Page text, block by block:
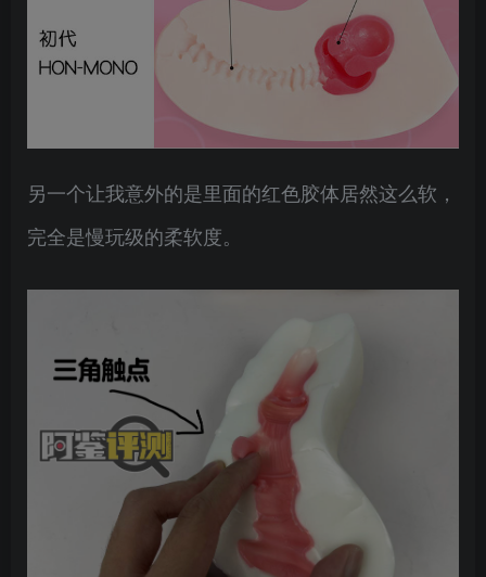
另一个让我意外的是里面的红色胶体居然这么软，
完全是慢玩级的柔软度。